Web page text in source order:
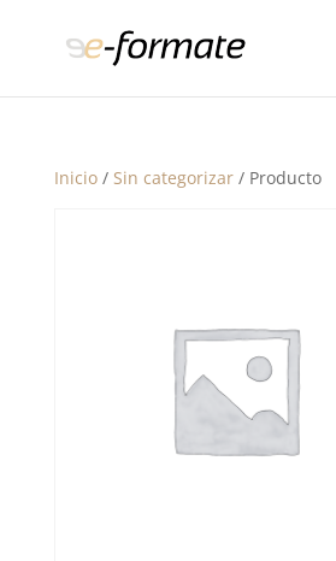
Inicio/ Sin categorizar/ Producto